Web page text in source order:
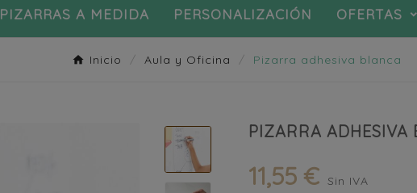
PIZARRAS A MEDIDA PERSONALIZACIÓN OFERTAS
Inicio Aula y Oficina Pizarra adhesiva blanca
PIZARRA ADHESIVA
11,55 € Sin IVA